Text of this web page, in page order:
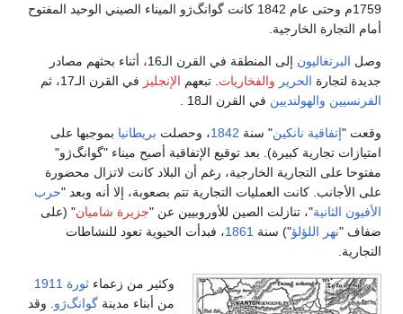
1759م وحتى عام 1842 كانت گوانگ‌ژو الميناء الصيني الوحيد المفتوح
الخارجية.
البرتغاليون
إلى المنطقة في القرن الـ16، أثناء بحثهم مصادر
لتجارةالحرير والفخاريات. تبعهمالإنجليزفي القرن الـ17، ثم
والهولنديينفي القرن الـ18 .
إتفاقية نانكين" سنة1842، وحصلت بريطانيابموجبها على
تجارية كبيرة). بعد توقيع الإتفاقية أصبح ميناء "گوانگ‌ژو"
على التجارية الخارجية، رغم أن البلاد كانت لاتزال محضورة
كانت العمليات التجارية تتم بصعوبة، إلا أنه وبعد "حرب
الثانية"، تنازلت الصين للأوروبيين عن "جزيرة شاميان" (على
نهر اللؤلؤ") سنة1861، فبدأت الحيوية تعود للنشاطات
وكثير من زعماءثورة 1911
من أبناء مدينةگوانگ‌ژو . وقد